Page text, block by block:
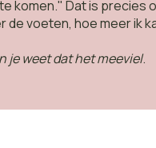
komen." Dat is precies
de voeten, hoe meer ik
je weet dat het meeviel.